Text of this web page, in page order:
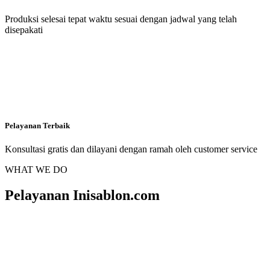
Produksi selesai tepat waktu sesuai dengan jadwal yang telah
disepakati
Pelayanan Terbaik
Konsultasi gratis dan dilayani dengan ramah oleh customer service
WHAT WE DO
Pelayanan Inisablon.com